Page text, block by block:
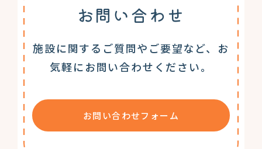
お問い合わせ
施設に関するご質問やご要望など、お
気軽にお問い合わせください。
お問い合わせフォーム